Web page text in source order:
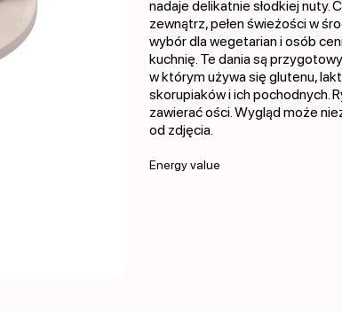
nadaje delikatnie słodkiej nuty.
zewnątrz, pełen świeżości w
wybór dla wegetarian i osób
kuchnię. Te dania są
w którym używa się glutenu,
skorupiaków i ich pochodnych.
zawierać ości. Wygląd może
od zdjęcia.
Energy value